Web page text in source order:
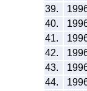
39.
40.
41.
42.
43.
44.